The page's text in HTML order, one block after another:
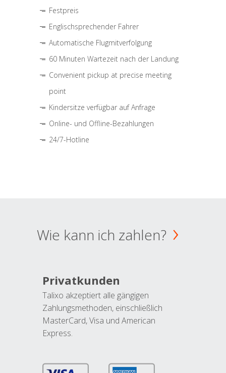
Festpreis
Englischsprechender Fahrer
Automatische Flugmitverfolgung
60 Minuten Wartezeit nach der Landung
Convenient pickup at precise meeting
point
Kindersitze verfügbar auf Anfrage
Online- und Offline-Bezahlungen
24/7-Hotline
Wie kann ich zahlen?
Privatkunden
Talixo akzeptiert alle gängigen
Zahlungsmethoden, einschließlich
MasterCard, Visa und American
Express.